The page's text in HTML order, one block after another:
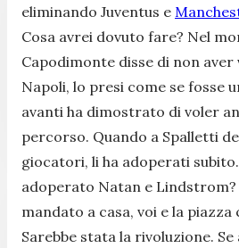
eliminando Juventus e
Cosa avrei dovuto fare? Nel
Capodimonte disse di non
Napoli, lo presi come se fosse
avanti ha dimostrato di voler
percorso. Quando a Spalletti
giocatori, li ha adoperati
adoperato Natan e Lindstrom?
mandato a casa, voi e la
Sarebbe stata la rivoluzione.